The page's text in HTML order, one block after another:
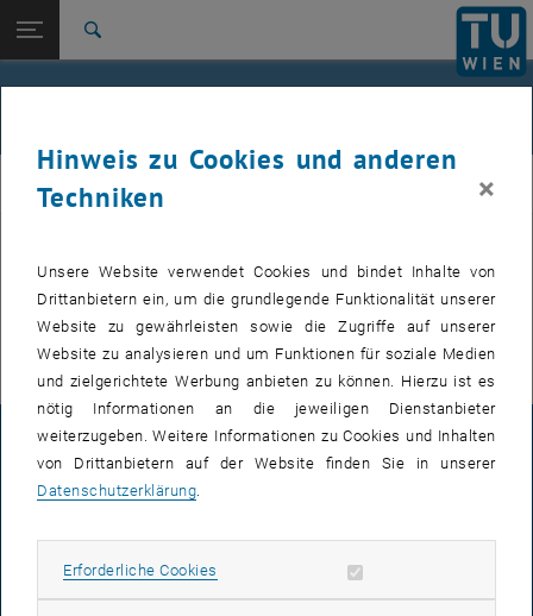
TU Login
Studium
International
Zur 1. Menü Ebene
E307-02-1-Forschungsgruppe Maschinenelemente und
Luftfahrtgetriebe
Zurück: Subseiten von E307-02-1-Forschungsgruppe
Maschinenelemente und
Luftfahrtgetriebe
Veranstaltungen
MEL
VERANSTALTUNGEN VOM 20. JULI 2026
Es gibt keine Veranstaltungen in der aktuellen Ansicht.
IMPRESSUM
Hinweis zu Cookies und anderen
Techniken
×
Unsere Website verwendet Cookies und bindet Inhalte von
Drittanbietern ein, um die grundlegende Funktionalität unserer
Website zu gewährleisten sowie die Zugriffe auf unserer
Website zu analysieren und um Funktionen für soziale Medien
und zielgerichtete Werbung anbieten zu können. Hierzu ist es
nötig Informationen an die jeweiligen Dienstanbieter
weiterzugeben. Weitere Informationen zu Cookies und Inhalten
von Drittanbietern auf der Website finden Sie in unserer
Datenschutzerklärung.
Erforderliche Cookies Erforderliche Cookies zulassen